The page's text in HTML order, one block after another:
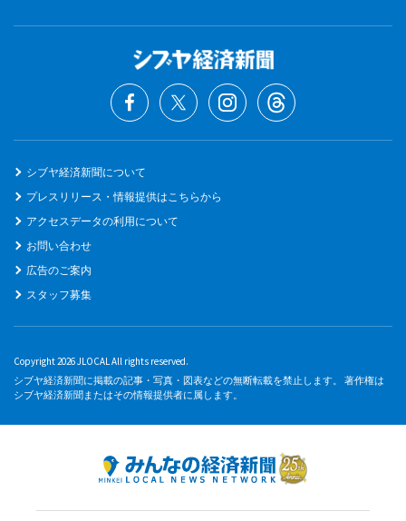
シブヤ経済新聞について
プレスリリース・情報提供はこちらから
アクセスデータの利用について
お問い合わせ
広告のご案内
スタッフ募集
Copyright 2026 JLOCAL All rights reserved.
シブヤ経済新聞に掲載の記事・写真・図表などの無断転載を禁止します。 著作権は
シブヤ経済新聞またはその情報提供者に属します。